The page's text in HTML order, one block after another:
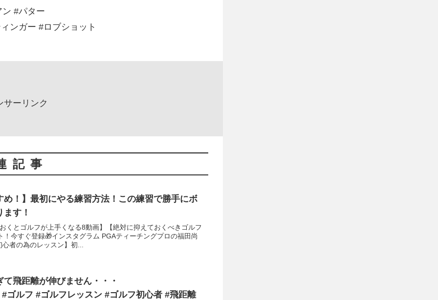
#パター
ンガー #ロブショット
サーリンク
記事
め！】最初にやる練習方法！この練習で勝手にボ
す！
くとゴルフが上手くなる8動画】【絶対に抑えておくべきゴルフ
！今すぐ登録🎁インスタグラム PGAティーチングプロの福田尚
者の為のレッスン】初...
飛距離が伸びません・・・
ゴルフ #ゴルフレッスン #ゴルフ初心者 #飛距離